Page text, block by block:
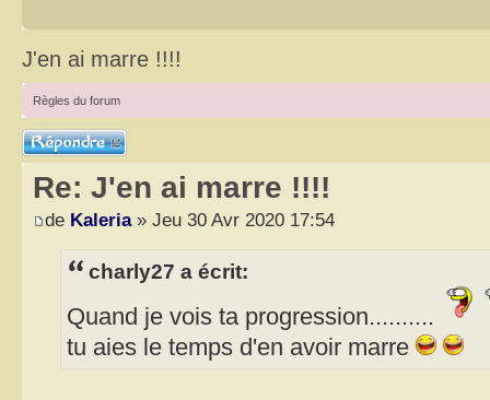
J'en ai marre !!!!
Règles du forum
Répondre
Re: J'en ai marre !!!!
de Kaleria» Jeu 30 Avr 2020 17:54
charly27 a écrit:
Quand je vois ta progression..........
tu aies le temps d'en avoir marre